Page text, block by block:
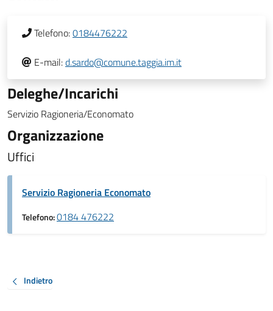
Telefono:0184476222
E-mail:d.sardo@comune.taggia.im.it
Deleghe/Incarichi
Servizio Ragioneria/Economato
Organizzazione
Uffici
Servizio Ragioneria Economato
Telefono:0184 476222
Indietro